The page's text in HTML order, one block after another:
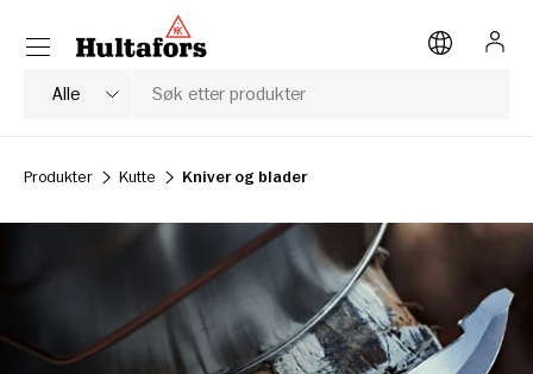
HOPP TIL INNHOLD
Søk
Produkttype
Alle
Meny
Produkter Kutte Kniver og blader